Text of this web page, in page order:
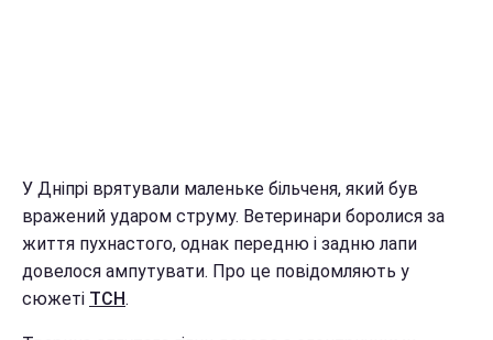
У Дніпрі врятували маленьке більченя, який був
вражений ударом струму. Ветеринари боролися за
життя пухнастого, однак передню і задню лапи
довелося ампутувати. Про це повідомляють у
сюжеті ТСН.